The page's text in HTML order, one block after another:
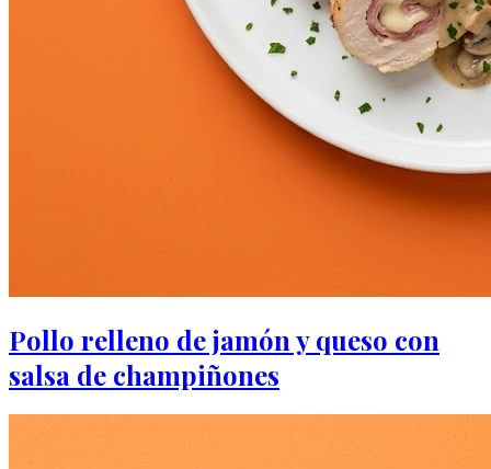
Pollo relleno de jamón y queso con
salsa de champiñones